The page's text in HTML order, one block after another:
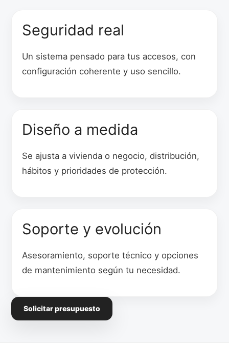
Seguridad real
Un sistema pensado para tus accesos, con
configuración coherente y uso sencillo.
Diseño a medida
Se ajusta a vivienda o negocio, distribución,
hábitos y prioridades de protección.
Soporte y evolución
Asesoramiento, soporte técnico y opciones
de mantenimiento según tu necesidad.
Solicitar presupuesto